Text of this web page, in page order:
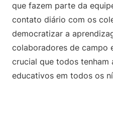
que fazem parte da
contato diário com os
democratizar a
colaboradores de campo
crucial que todos tenham
educativos em todos os